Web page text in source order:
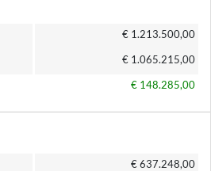
€ 1.213.500,00
€ 1.065.215,00
€ 148.285,00
€ 637.248,00